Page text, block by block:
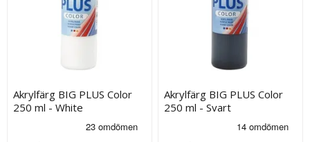
Akrylfärg BIG PLUS Color
250 ml - White
Akrylfärg BIG PLUS Color
250 ml - Svart